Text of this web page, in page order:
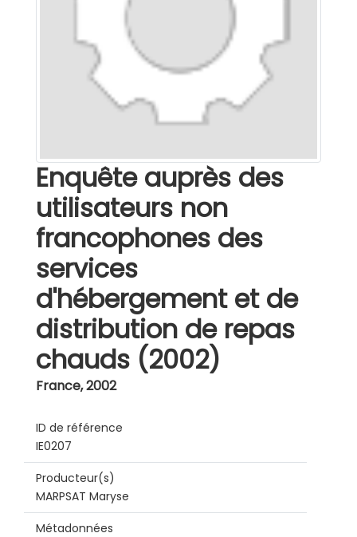
Enquête auprès des
utilisateurs non
francophones des
services
d'hébergement et de
distribution de repas
chauds (2002)
France,2002
ID de référence
IE0207
Producteur(s)
MARPSAT Maryse
Métadonnées